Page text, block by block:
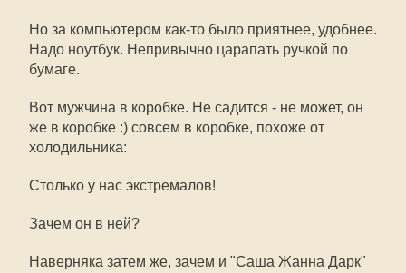
Но за компьютером как-то было приятнее, удобнее.
Надо ноутбук. Непривычно царапать ручкой по
бумаге.
Вот мужчина в коробке. Не садится - не может, он
же в коробке :) совсем в коробке, похоже от
холодильника:
Столько у нас экстремалов!
Зачем он в ней?
Наверняка затем же, зачем и "Саша Жанна Дарк"